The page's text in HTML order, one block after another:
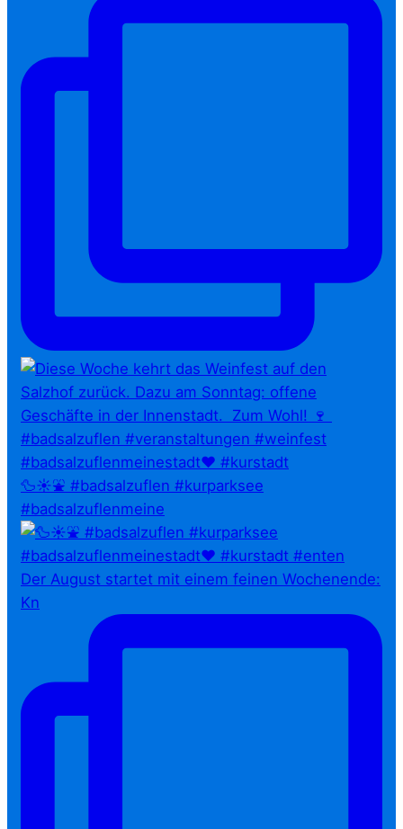
🦆☀️⛲ #badsalzuflen #kurparksee
#badsalzuflenmeine
Der August startet mit einem feinen Wochenende:
Kn